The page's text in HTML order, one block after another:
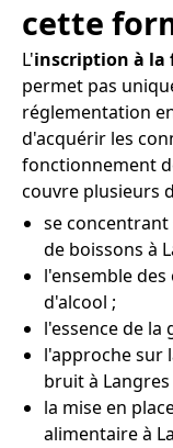
cette
L'inscription à la
permet pas
réglementation
d'acquérir les
fonctionnement
couvre plusieurs
se
de boissons à
l'ensemble
d'alcool ;
l'essence de la
l'approche sur
bruit à Langres
la mise en
alimentaire à